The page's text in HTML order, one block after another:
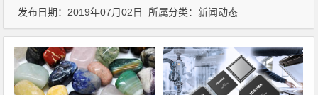
发布日期：2019年07月02日 所属分类：新闻动态